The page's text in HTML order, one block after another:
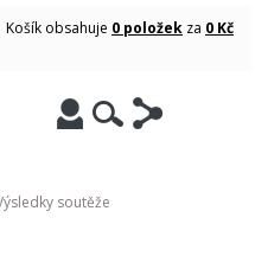
Košík obsahuje 0 položek za 0 Kč
soutěže